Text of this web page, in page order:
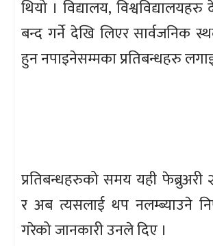
थियो । विद्यालय,
बन्द गर्ने देखि लिएर सार्वजनिक
हुन नपाइनेसम्मका प्रतिबन्धहरु
प्रतिबन्धहरुको समय यही फेब्रुअरी
र अब त्यसलाई थप नलम्ब्याउने
गरेको जानकारी उनले दिए ।